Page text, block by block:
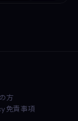
方
免責事項